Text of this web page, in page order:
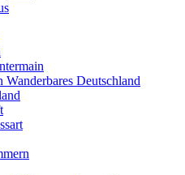
Wanderbares Deutschland